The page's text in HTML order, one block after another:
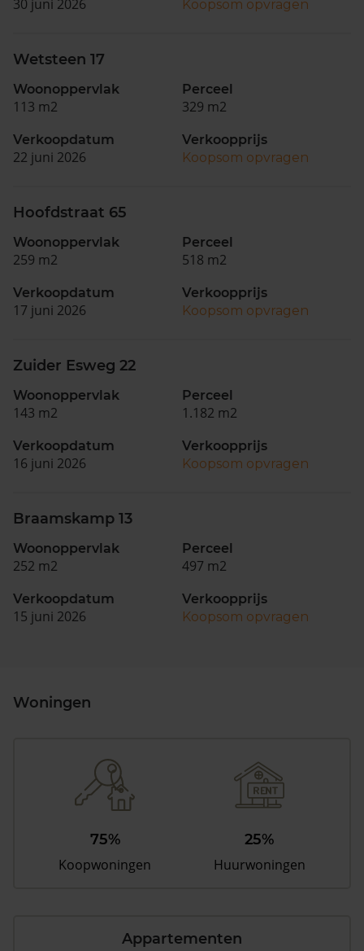
30 juni 2026 Koopsom opvragen
Wetsteen 17
Woonoppervlak
113 m2
Perceel
329 m2
Verkoopdatum
22 juni 2026
Verkoopprijs
Koopsom opvragen
Hoofdstraat 65
Woonoppervlak
259 m2
Perceel
518 m2
Verkoopdatum
17 juni 2026
Verkoopprijs
Koopsom opvragen
Zuider Esweg 22
Woonoppervlak
143 m2
Perceel
1.182 m2
Verkoopdatum
16 juni 2026
Verkoopprijs
Koopsom opvragen
Braamskamp 13
Woonoppervlak
252 m2
Perceel
497 m2
Verkoopdatum
15 juni 2026
Verkoopprijs
Koopsom opvragen
Woningen
75%
Koopwoningen
25%
Huurwoningen
Appartementen